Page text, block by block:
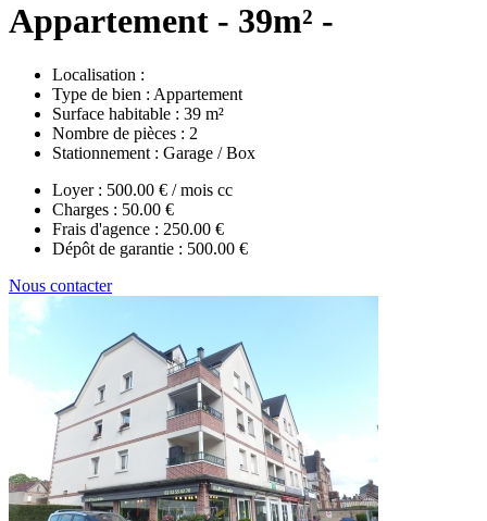
Appartement - 39m² -
Localisation :
Type de bien : Appartement
Surface habitable : 39 m²
Nombre de pièces : 2
Stationnement : Garage / Box
Loyer : 500.00 € / mois cc
Charges : 50.00 €
Frais d'agence : 250.00 €
Dépôt de garantie : 500.00 €
Nous contacter